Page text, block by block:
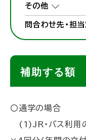
その他
問合わせ先・担当
補助する額
〇通学の場合
(1)JR・バス利用